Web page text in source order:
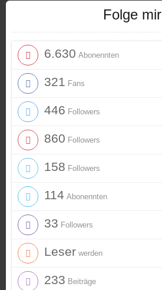
Folge mir
6.630 Abonennten
321 Fans
446 Followers
860 Followers
158 Followers
114 Abonennten
33 Followers
Leser werden
233 Beiträge